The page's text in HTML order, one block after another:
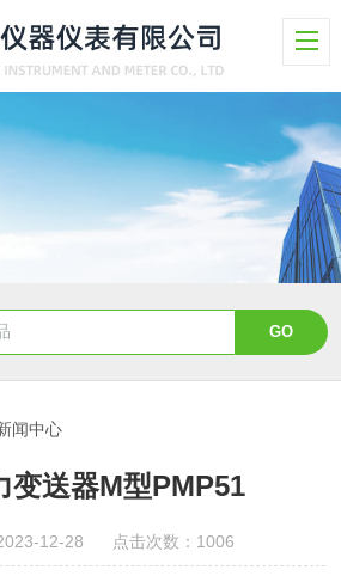
闻中心
变送器M型PMP51
12-28 点击次数：1006